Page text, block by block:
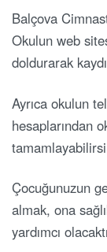
Balçova
Okulun web
doldurarak
Ayrıca okulun
hesaplarından
Çocuğunuzun
almak, ona
yardımcı